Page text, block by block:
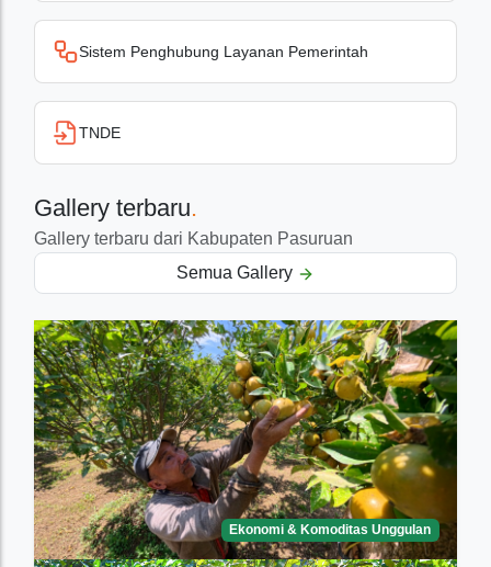
Sistem Penghubung Layanan Pemerintah
TNDE
Gallery terbaru.
Gallery terbaru dari Kabupaten Pasuruan
Semua Gallery
Ekonomi & Komoditas Unggulan